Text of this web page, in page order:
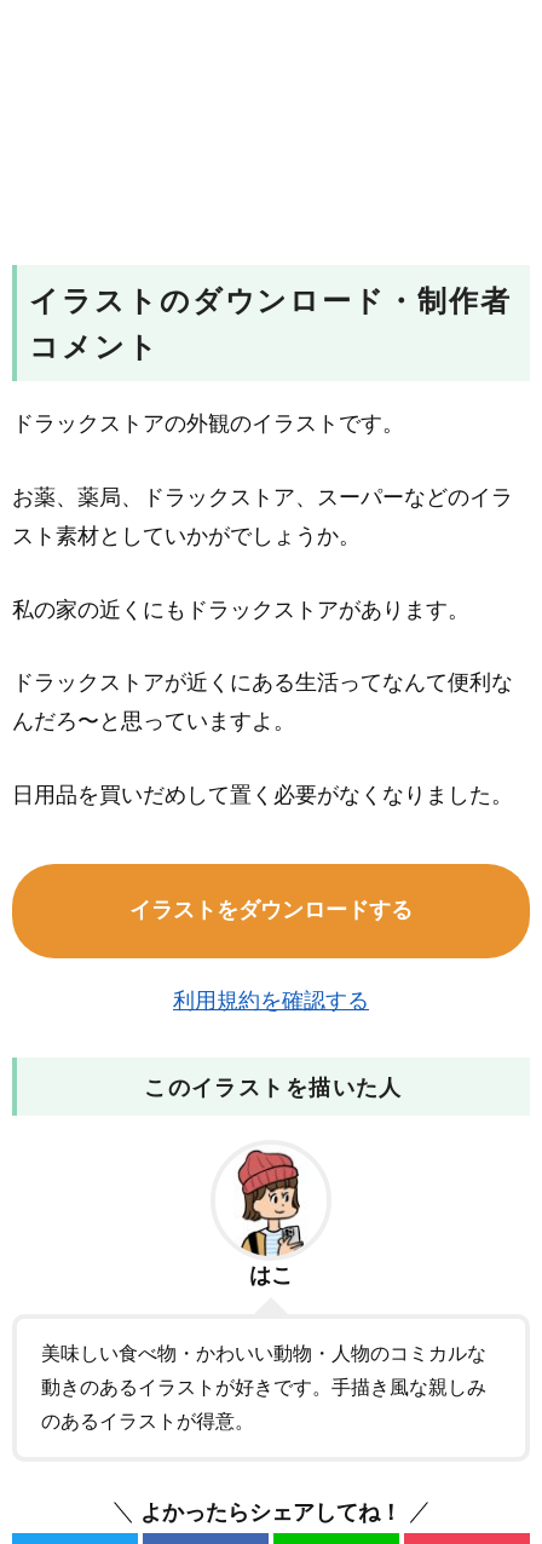
イラストのダウンロード・制作者
コメント
ドラックストアの外観のイラストです。
お薬、薬局、ドラックストア、スーパーなどのイラ
スト素材としていかがでしょうか。
私の家の近くにもドラックストアがあります。
ドラックストアが近くにある生活ってなんて便利な
んだろ〜と思っていますよ。
日用品を買いだめして置く必要がなくなりました。
イラストをダウンロードする
利用規約を確認する
このイラストを描いた人
はこ
美味しい食べ物・かわいい動物・人物のコミカルな
動きのあるイラストが好きです。手描き風な親しみ
のあるイラストが得意。
よかったらシェアしてね！